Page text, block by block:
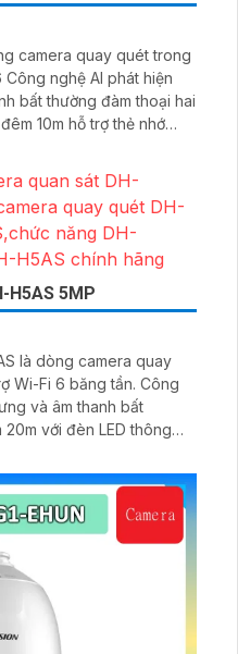
camera quay quét trong
Công nghệ AI phát hiện
bất thường đàm thoại hai
10m hỗ trợ thẻ nhớ
H5AS 5MP
là dòng camera quay
Wi-Fi 6 băng tần. Công
và âm thanh bất
với đèn LED thông